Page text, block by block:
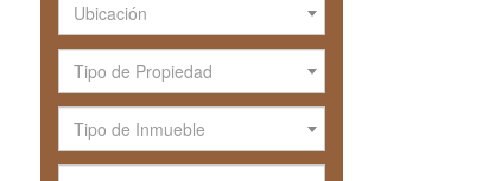
Ubicación
Tipo de Propiedad
Tipo de Inmueble